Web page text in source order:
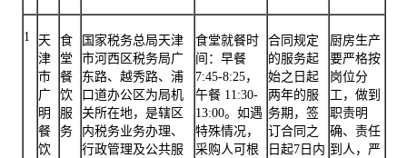
1
天
津
市
广
明
餐
饮
食
堂
餐
饮
服
务
国家税务总局天津
市河西区税务局广
东路、越秀路、浦
口道办公区为局机
关所在地，是辖区
内税务业务办理、
行政管理及公共服
食堂就餐时
间：早餐
7:45-8:25，
午餐 11:30-
13:00。如遇
特殊情况，
采购人可根
合同规定
的服务起
始之日起
两年的服
务期，签
订合同之
日起7日内
厨房生产
要严格按
岗位分
工，做到
职责明
确、责任
到人，严